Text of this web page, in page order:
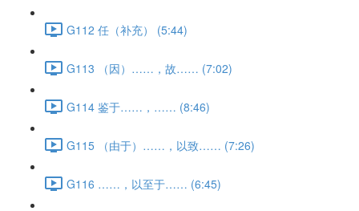
G112 任（补充） (5:44)
G113 （因）……，故…… (7:02)
G114 鉴于……，…… (8:46)
G115 （由于）……，以致…… (7:26)
G116 ……，以至于…… (6:45)